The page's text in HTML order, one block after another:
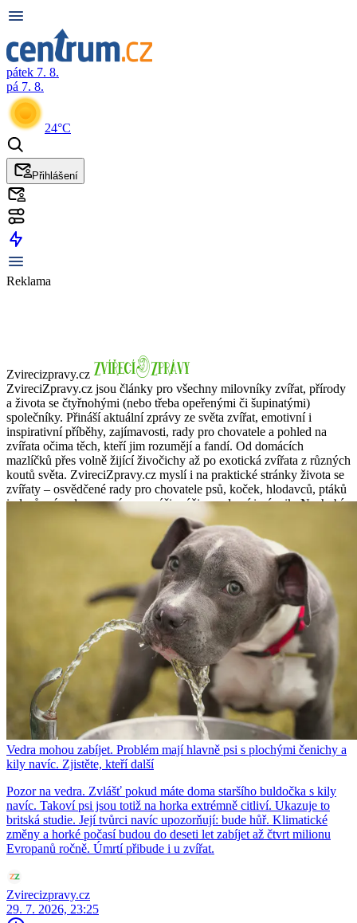
pátek 7. 8.
pá 7. 8.
24°C
Přihlášení
Reklama
Zvirecizpravy.cz
ZvireciZpravy.cz jsou články pro všechny milovníky zvířat, přírody
a života se čtyřnohými (nebo třeba opeřenými či šupinatými)
společníky. Přináší aktuální zprávy ze světa zvířat, emotivní i
inspirativní příběhy, zajímavosti, rady pro chovatele a pohled na
zvířata očima těch, kteří jim rozumějí a fandí. Od domácích
mazlíčků přes volně žijící živočichy až po exotická zvířata z různých
koutů světa. ZvireciZpravy.cz myslí i na praktické stránky života se
zvířaty – osvědčené rady pro chovatele psů, koček, hlodavců, ptáků
i plazů, návody na správnou péči, výživu, zdraví i výcvik. Nechybí
ani tipy, jak zlepšit soužití člověka a zvířete, jak rozumět jejich
potřebám a jak se postarat o mazlíčka v každé životní situaci.
Zajímají vás zvířecí kuriozity, příběhy se šťastným koncem, novinky
z veterinární praxe nebo třeba zvířata jako hrdinové neobvyklých
situací? I to na vás čeká u nás.
Vedra mohou zabíjet. Problém mají hlavně psi s plochými čenichy a
kily navíc. Zjistěte, kteří další
Pozor na vedra. Zvlášť pokud máte doma staršího buldočka s kily
navíc. Takoví psi jsou totiž na horka extrémně citliví. Ukazuje to
britská studie. Její tvůrci navíc upozorňují: bude hůř. Klimatické
změny a horké počasí budou do deseti let zabíjet až čtvrt milionu
Evropanů ročně. Úmrtí přibude i u zvířat.
Zvirecizpravy.cz
29. 7. 2026, 23:25